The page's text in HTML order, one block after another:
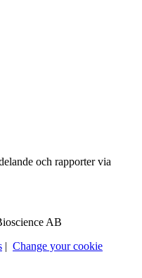
och rapporter via
AB
Change your cookie